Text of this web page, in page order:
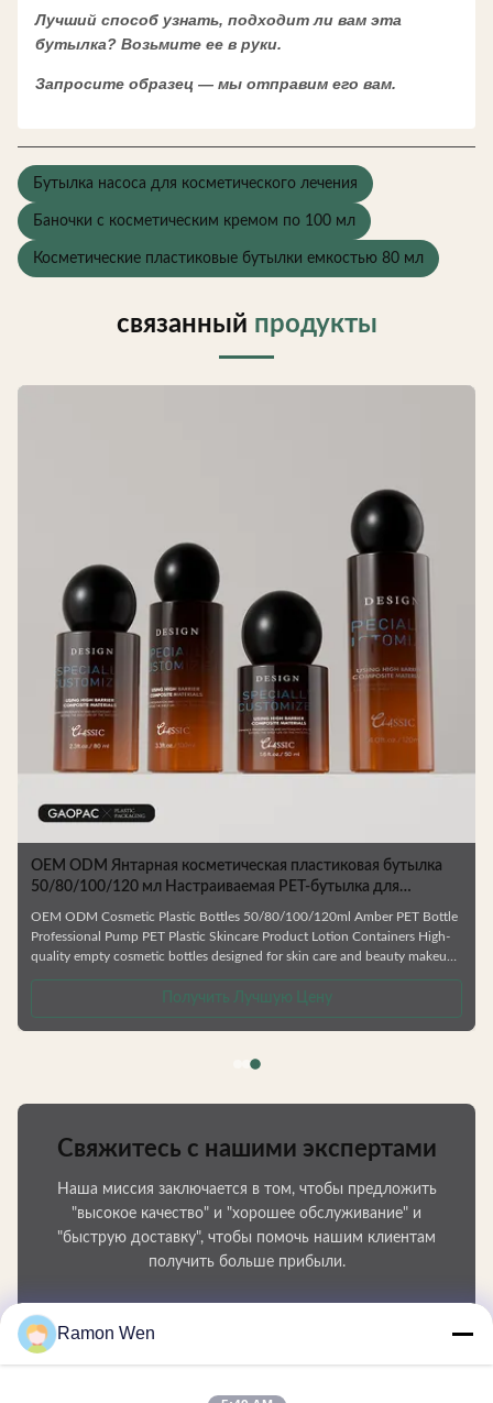
Лучший способ узнать, подходит ли вам эта
бутылка? Возьмите ее в руки.
Запросите образец — мы отправим его вам.
Бутылка насоса для косметического лечения
Баночки с косметическим кремом по 100 мл
Косметические пластиковые бутылки емкостью 80 мл
связанный продукты
OEM ODM Янтарная косметическая пластиковая бутылка
50/80/100/120 мл Настраиваемая PET-бутылка для
OEM ODM Cosmetic Plastic Bottles 50/80/100/120ml Amber PET Bottle
Professional Pump PET Plastic Skincare Product Lotion Containers High-
quality empty cosmetic bottles designed for skin care and beauty makeup
Manufactured from durable, environmentally friendly materials that resist
deformation and are fully recyclable. Available in Multiple Capacities
Choose from 50ml, 80ml, 100ml, or 120ml sizes to
Получить Лучшую Цену
Свяжитесь с нашими экспертами
Наша миссия заключается в том, чтобы предложить
"высокое качество" и "хорошее обслуживание" и
"быструю доставку", чтобы помочь нашим клиентам
получить больше прибыли.
Ваше имя
Ramon Wen